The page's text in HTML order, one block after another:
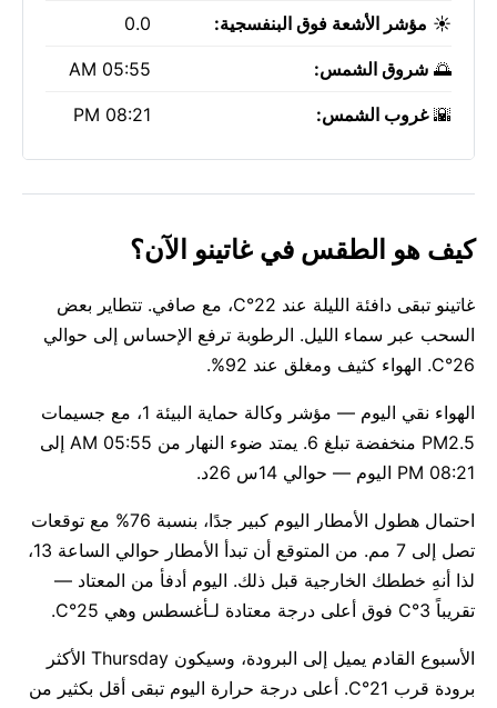
☀️ مؤشر الأشعة فوق البنفسجية: 0.0
🌅 شروق الشمس: 05:55 AM
🌇غروب الشمس: 08:21 PM
كيف هو الطقس في غاتينو الآن؟
غاتينو تبقى دافئة الليلة عند 22°C، مع صافي. تتطاير بعض
السحب عبر سماء الليل. الرطوبة ترفع الإحساس إلى حوالي
26°C. الهواء كثيف ومغلق عند 92%.
الهواء نقي اليوم — مؤشر وكالة حماية البيئة 1، مع جسيمات
PM2.5 منخفضة تبلغ 6. يمتد ضوء النهار من 05:55 AM إلى
08:21 PM اليوم — حوالي 14س 26د.
احتمال هطول الأمطار اليوم كبير جدًا، بنسبة 76% مع توقعات
تصل إلى 7 مم. من المتوقع أن تبدأ الأمطار حوالي الساعة 13،
لذا أنهِ خططك الخارجية قبل ذلك. اليوم أدفأ من المعتاد —
تقريباً 3°C فوق أعلى درجة معتادة لـأغسطس وهي 25°C.
الأسبوع القادم يميل إلى البرودة، وسيكون Thursday الأكثر
برودة قرب 21°C. أعلى درجة حرارة اليوم تبقى أقل بكثير من